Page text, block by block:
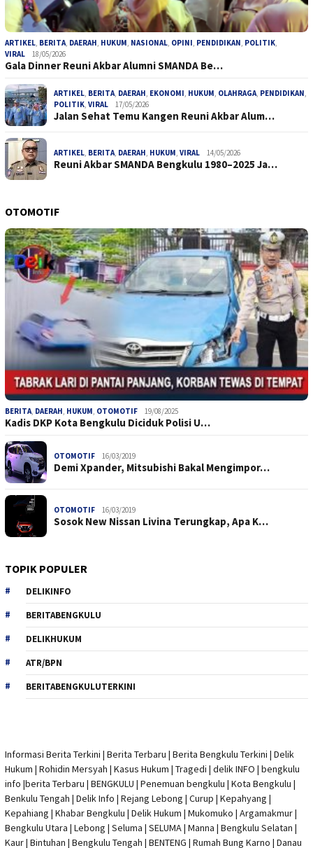
ARTIKEL, BERITA, DAERAH, HUKUM, NASIONAL, OPINI, PENDIDIKAN, POLITIK,
VIRAL
18/05/2026
Gala Dinner Reuni Akbar Alumni SMANDA Be…
ARTIKEL, BERITA, DAERAH, EKONOMI, HUKUM, OLAHRAGA, PENDIDIKAN,
POLITIK, VIRAL 17/05/2026
Jalan Sehat Temu Kangen Reuni Akbar Alum…
ARTIKEL, BERITA, DAERAH, HUKUM, VIRAL 14/05/2026
Reuni Akbar SMANDA Bengkulu 1980–2025 Ja…
OTOMOTIF
BERITA, DAERAH, HUKUM, OTOMOTIF 19/08/2025
Kadis DKP Kota Bengkulu Diciduk Polisi U…
OTOMOTIF 16/03/2019
Demi Xpander, Mitsubishi Bakal Mengimpor…
OTOMOTIF 16/03/2019
Sosok New Nissan Livina Terungkap, Apa K…
TOPIK POPULER
DELIKINFO
BERITABENGKULU
DELIKHUKUM
ATR/BPN
BERITABENGKULUTERKINI
Informasi Berita Terkini | Berita Terbaru | Berita Bengkulu Terkini | Delik
Hukum | Rohidin Mersyah | Kasus Hukum | Tragedi | delik INFO | bengkulu
info |berita Terbaru | BENGKULU | Penemuan bengkulu | Kota Bengkulu |
Benkulu Tengah | Delik Info | Rejang Lebong | Curup | Kepahyang |
Kepahiang | Khabar Bengkulu | Delik Hukum | Mukomuko | Argamakmur |
Bengkulu Utara | Lebong | Seluma | SELUMA | Manna | Bengkulu Selatan |
Kaur | Bintuhan | Bengkulu Tengah | BENTENG | Rumah Bung Karno | Danau